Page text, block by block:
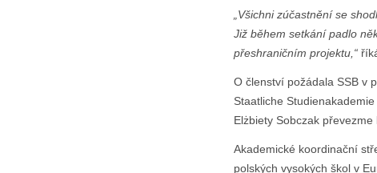
„Všichni zúčastnění se
Již během setkání padlo
přeshraničním projektu,“
O členství požádala SSB v
Staatliche
Elżbiety Sobczak
Akademické koordinační
polských vysokých škol v